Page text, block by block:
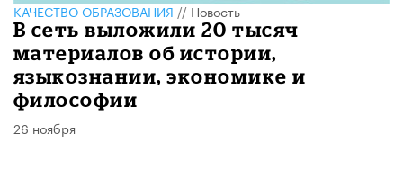
КАЧЕСТВО ОБРАЗОВАНИЯ//Новость
В сеть выложили 20 тысяч
материалов об истории,
языкознании, экономике и
философии
26 ноября